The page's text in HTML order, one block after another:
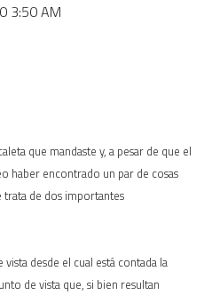
3:50 AM
que mandaste y, a pesar de que el
haber encontrado un par de cosas
de dos importantes
desde el cual está contada la
de vista que, si bien resultan